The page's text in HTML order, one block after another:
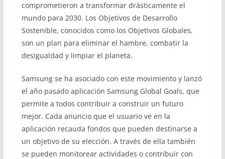
comprometieron a transformar drásticamente el
mundo para 2030. Los Objetivos de Desarrollo
Sostenible, conocidos como los Objetivos Globales,
son un plan para eliminar el hambre, combatir la
desigualdad y limpiar el planeta.
Samsung se ha asociado con este movimiento y lanzó
el año pasado aplicación Samsung Global Goals, que
permite a todos contribuir a construir un futuro
mejor. Cada anuncio que el usuario ve en la
aplicación recauda fondos que pueden destinarse a
un objetivo de su elección. A través de ella también
se pueden monitorear actividades o contribuir con